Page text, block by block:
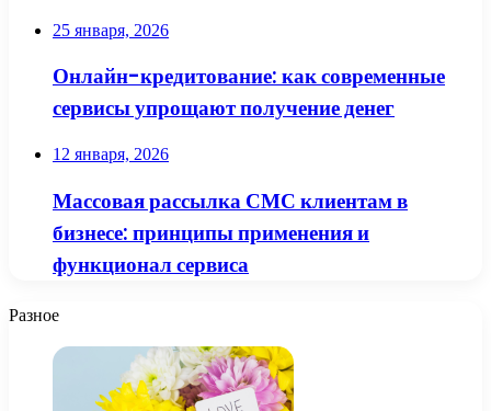
25 января, 2026
Онлайн-кредитование: как современные
сервисы упрощают получение денег
12 января, 2026
Массовая рассылка СМС клиентам в
бизнесе: принципы применения и
функционал сервиса
Разное